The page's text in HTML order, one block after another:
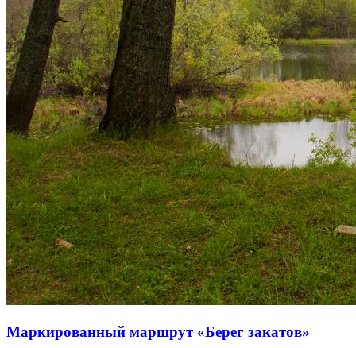
Маркированный маршрут «Берег закатов»